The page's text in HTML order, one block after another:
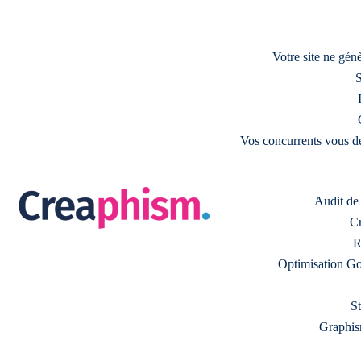
Votre site ne
Vos concurrents vous
Audit de
Optimisation